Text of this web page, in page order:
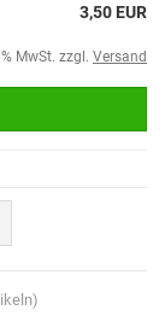
3,50 EUR
MwSt. zzgl. Versand